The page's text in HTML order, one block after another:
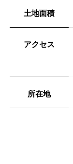
土地面積
アクセス
所在地